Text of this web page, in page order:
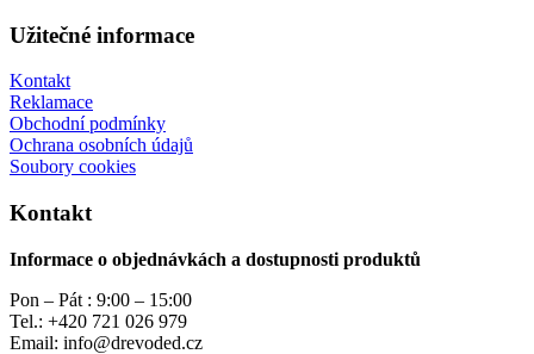
Užitečné informace
Kontakt
Reklamace
Obchodní podmínky
Ochrana osobních údajů
Soubory cookies
Kontakt
Informace o objednávkách a dostupnosti produktů
Pon – Pát : 9:00 – 15:00
Tel.: +420 721 026 979
Email: info@drevoded.cz